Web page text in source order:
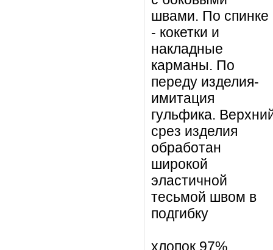
швами. По спинке
- кокетки и
накладные
карманы. По
переду изделия-
имитация
гульфика.
срез изделия
обработан
широкой
эластичной
тесьмой швом в
подгибку
хлопок 97%,